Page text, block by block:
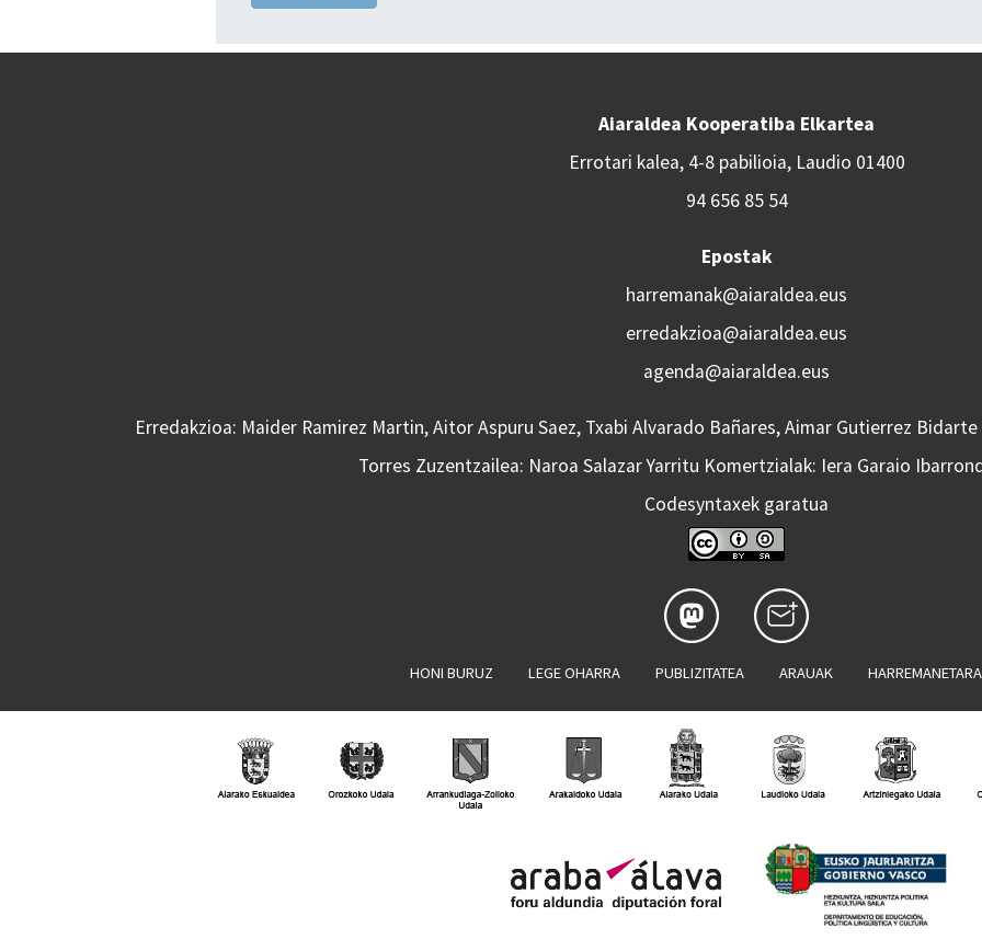
Aiaraldea Kooperatiba Elkartea
Errotari kalea, 4-8 pabilioia, Laudio 01400
94 656 85 54
Epostak
harremanak@aiaraldea.eus
erredakzioa@aiaraldea.eus
agenda@aiaraldea.eus
Erredakzioa: Maider Ramirez Martin, Aitor Aspuru Saez, Txabi Alvarado Bañares, Aimar Gutierrez
Torres Zuzentzailea: Naroa Salazar Yarritu Komertzialak: Iera Garaio
Codesyntaxek garatua
HONI BURUZ LEGE OHARRA PUBLIZITATEA ARAUAK